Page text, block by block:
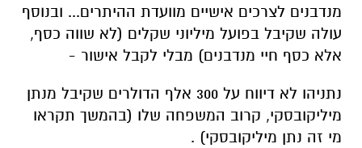
מנדבנים לצרכים אישיים מוועדת ההיתרים... ובנוסף
עולה שקיבל בפועל מיליוני שקלים (לא שווה כסף,
אלא כסף חיי מנדבנים) מבלי לקבל אישור -
נתניהו לא דיווח על 300 אלף הדולרים שקיבל מנתן
מיליקובסקי, קרוב המשפחה שלו (בהמשך תקראו
מי זה נתן מיליקובסקי) .